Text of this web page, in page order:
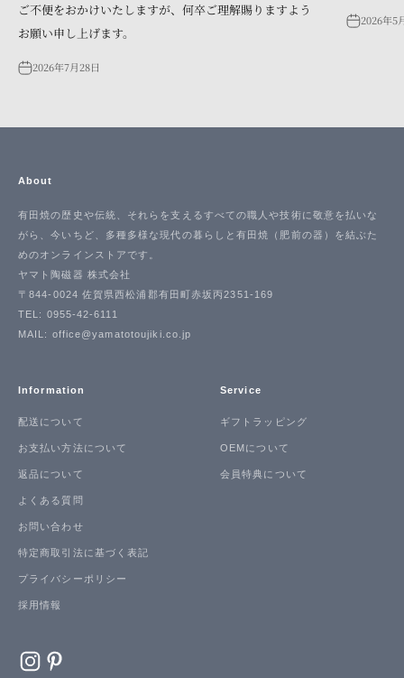
ご不便をおかけいたしますが、何卒ご理解賜りますよう
お願い申し上げます。
2026年7月28日
2026年5
About
有田焼の歴史や伝統、それらを支えるすべての職人や技術に敬意を払いな
がら、今いちど、多種多様な現代の暮らしと有田焼（肥前の器）を結ぶた
めのオンラインストアです。
ヤマト陶磁器 株式会社
〒844-0024 佐賀県西松浦郡有田町赤坂丙2351-169
TEL: 0955-42-6111
MAIL: office@yamatotoujiki.co.jp
Information
配送について
お支払い方法について
返品について
よくある質問
お問い合わせ
特定商取引法に基づく表記
プライバシーポリシー
採用情報
Service
ギフトラッピング
OEMについて
会員特典について